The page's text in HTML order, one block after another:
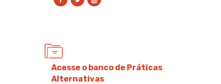
Acesse o banco de Práticas
Alternativas